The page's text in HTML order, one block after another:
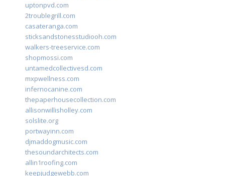
uptonpvd.com
2troublegrill.com
casateranga.com
sticksandstonesstudiooh.com
walkers-treeservice.com
shopmossi.com
untamedcollectivesd.com
mxpwellness.com
infernocanine.com
thepaperhousecollection.com
allisonwillisholley.com
solslite.org
portwayinn.com
djmaddogmusic.com
thesoundarchitects.com
allin1roofing.com
keepjudgewebb.com